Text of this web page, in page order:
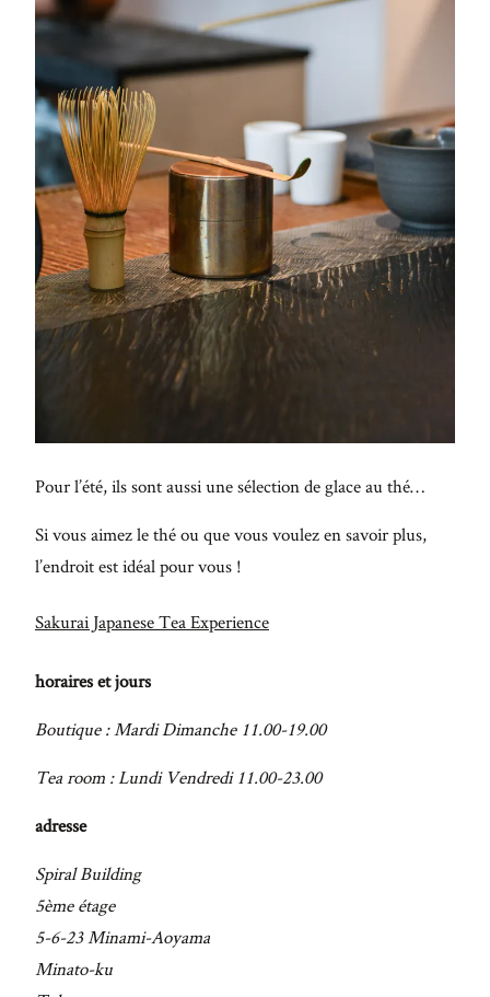
Pour l’été, ils sont aussi une sélection de glace au thé…
Si vous aimez le thé ou que vous voulez en savoir plus,
l’endroit est idéal pour vous !
Sakurai Japanese Tea Experience
horaires et jours
Boutique : Mardi Dimanche 11.00-19.00
Tea room : Lundi Vendredi 11.00-23.00
adresse
Spiral Building
5ème étage
5-6-23 Minami-Aoyama
Minato-ku